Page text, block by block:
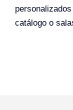
catálogo o